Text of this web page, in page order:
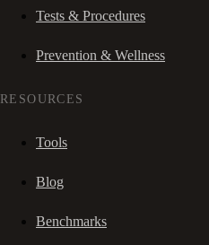
Tests & Procedures
Prevention & Wellness
RESOURCES
Tools
Blog
Benchmarks